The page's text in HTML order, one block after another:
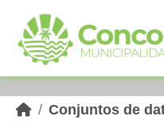
Conjuntos de